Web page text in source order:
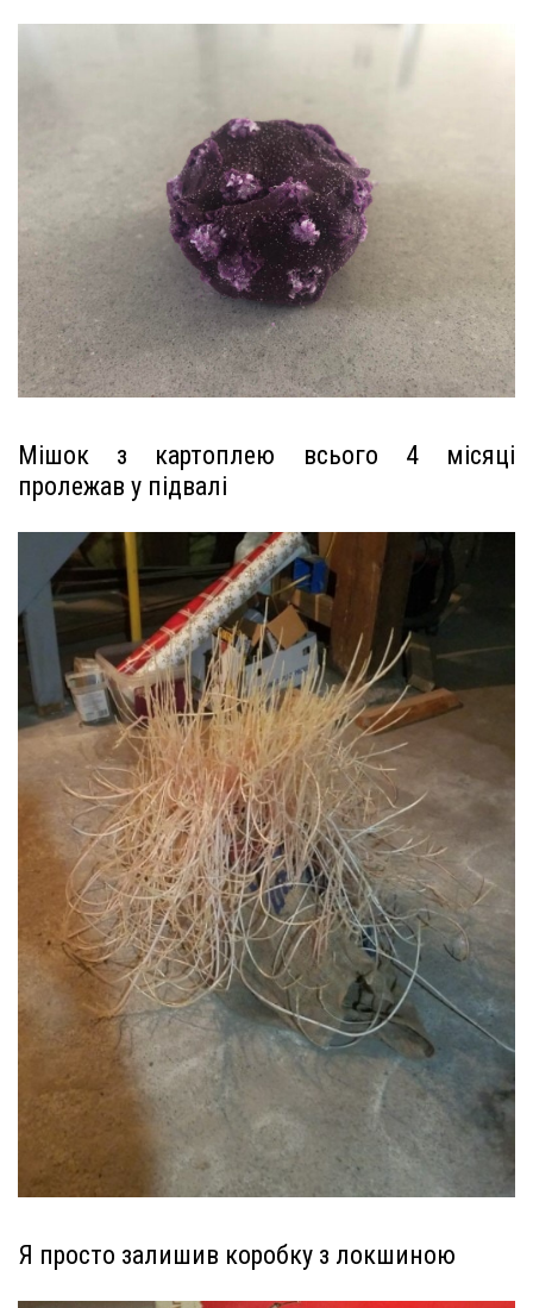
Мішок з картоплею всього 4 місяці
пролежав у підвалі
Я просто залишив коробку з локшиною